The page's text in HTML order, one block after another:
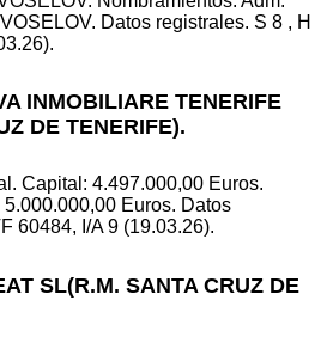
Datos registrales. S 8 , H
INMOBILIARE TENERIFE
DE TENERIFE).
Capital: 4.497.000,00 Euros.
Euros. Datos
60484, I/A 9 (19.03.26).
SL(R.M. SANTA CRUZ DE